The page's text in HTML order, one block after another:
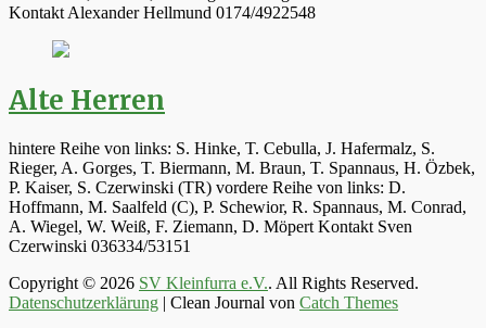
Kontakt Alexander Hellmund 0174/4922548
Alte Herren
hintere Reihe von links: S. Hinke, T. Cebulla, J. Hafermalz, S.
Rieger, A. Gorges, T. Biermann, M. Braun, T. Spannaus, H. Özbek,
P. Kaiser, S. Czerwinski (TR) vordere Reihe von links: D.
Hoffmann, M. Saalfeld (C), P. Schewior, R. Spannaus, M. Conrad,
A. Wiegel, W. Weiß, F. Ziemann, D. Möpert Kontakt Sven
Czerwinski 036334/53151
Copyright © 2026 SV Kleinfurra e.V.. All Rights Reserved.
Datenschutzerklärung | Clean Journal von Catch Themes